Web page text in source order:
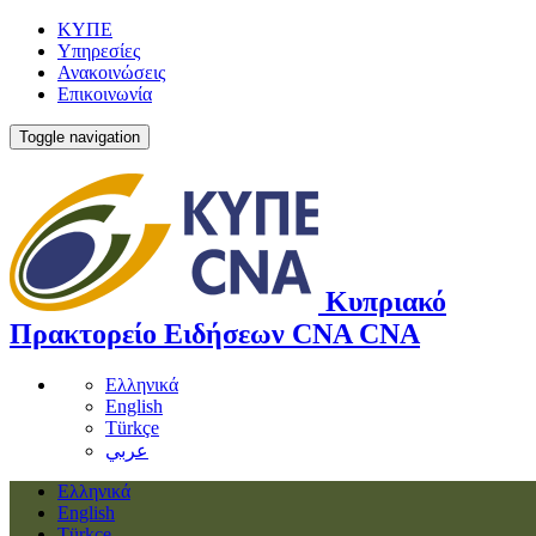
ΚΥΠΕ
Υπηρεσίες
Ανακοινώσεις
Επικοινωνία
Toggle navigation
Κυπριακό
Πρακτορείο Ειδήσεων CNA CNA
Ελληνικά
English
Türkçe
عربي
Ελληνικά
English